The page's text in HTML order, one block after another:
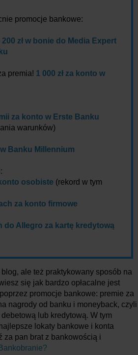
promocje bankowe:
200 zł w bonie do Media Expert
premia! 1 000 zł za konto w
za konto w Erste Banku
warunków)
Banku Millennium
osobiste (rekord w tym
za konto firmowe
do Allegro za kartę kredytową
blog, ale też praktykowany sposób na
się jak bardzo opłacalne jest
promocje bankowe: premie za
nagrody od banku i moneyback, czyli
lub kredytową. W tym
lokaty bankowe i konta
za pan brat z bankowością i